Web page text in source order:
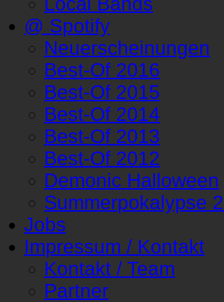
@ Spotify
Neuerscheinungen
Best-Of 2016
Best-Of 2015
Best-Of 2014
Best-Of 2013
Best-Of 2012
Demonic Halloween
Summerpokalypse
Jobs
Impressum / Kontakt
Kontakt / Team
Partner